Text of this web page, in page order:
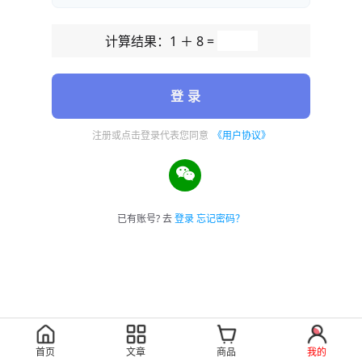
计算结果：1 ＋ 8 =
登 录
注册或点击登录代表您同意 《用户协议》
已有账号? 去登录忘记密码？
首页 文章 商品 我的